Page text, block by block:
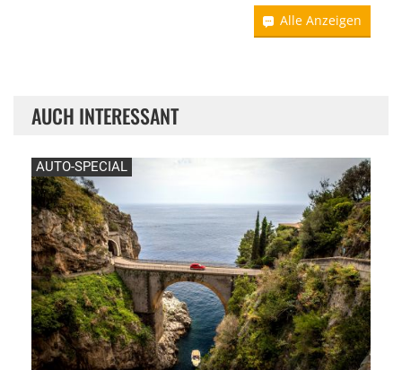
Alle Anzeigen
AUCH INTERESSANT
AUTO-SPECIAL